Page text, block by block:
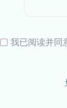
我已阅读并同